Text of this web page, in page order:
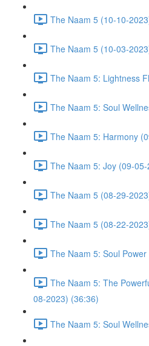
The Naam 5 (10-10-
The Naam 5 (10-03-
The Naam 5: Lightness
The Naam 5: Soul
The Naam 5: Harmony
The Naam 5: Joy (09-
The Naam 5 (08-29-
The Naam 5 (08-22-
The Naam 5: Soul
The Naam 5: The
08-2023) (36:36)
The Naam 5: Soul